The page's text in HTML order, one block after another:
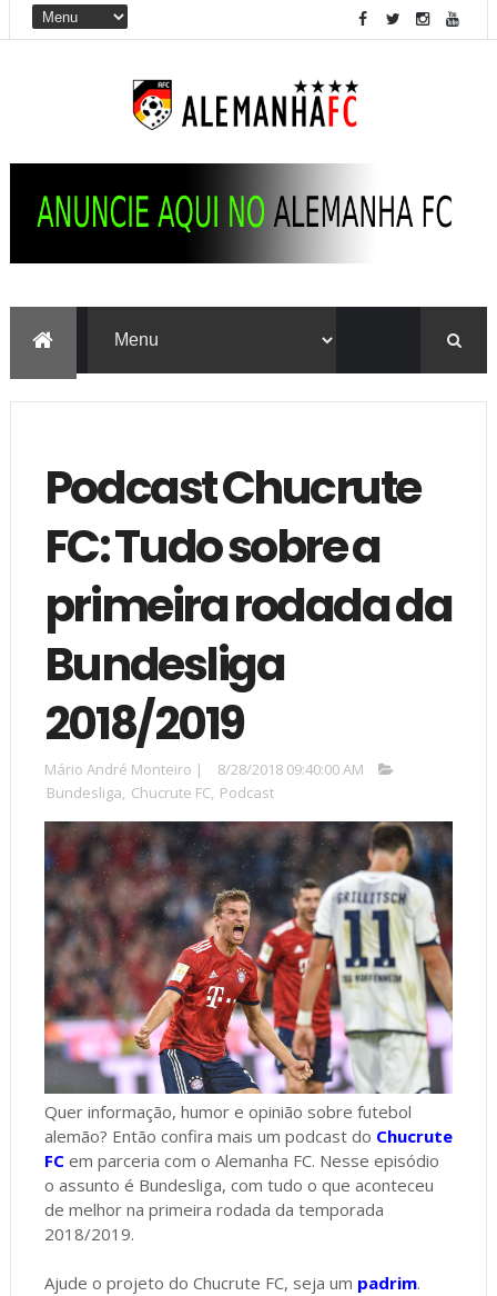
Podcast Chucrute
FC: Tudo sobre a
primeira rodada da
Bundesliga
2018/2019
Mário André Monteiro |
8/28/2018 09:40:00 AM
Bundesliga, Chucrute FC, Podcast
Quer informação, humor e opinião sobre futebol
alemão? Então confira mais um podcast do Chucrute
FCem parceria com o Alemanha FC. Nesse episódio
o assunto é Bundesliga, com tudo o que aconteceu
de melhor na primeira rodada da temporada
2018/2019.
Ajude o projeto do Chucrute FC, seja um padrim.